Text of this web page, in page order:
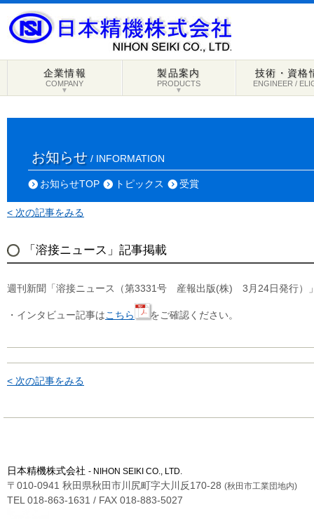
▼
企業情報
COMPANY
▼
製品案内
PRODUCTS
技術・資格
ENGINEER /
お知らせ/ INFORMATION
お知らせTOP トピックス 受賞
< 次の記事をみる
「溶接ニュース」記事掲載
週刊新聞「溶接ニュース（第3331号 産報出版(株) 3月24日発行）
・インタビュー記事はこちら をご確認ください。
< 次の記事をみる
日本精機株式会社 - NIHON SEIKI CO., LTD.
〒010-0941 秋田県秋田市川尻町字大川反170-28 (秋田市工業団地内)
TEL 018-863-1631 / FAX 018-883-5027